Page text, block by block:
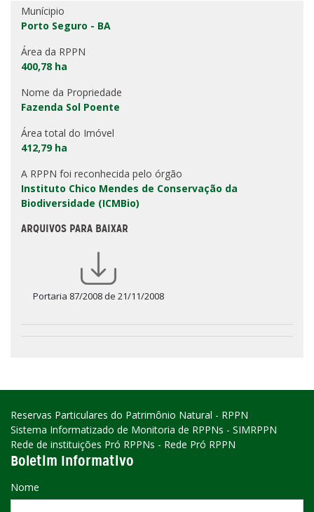
Munícipio
Porto Seguro - BA
Área da RPPN
400,78 ha
Nome da Propriedade
Fazenda Sol Poente
Área total do Imóvel
412,79 ha
A RPPN foi reconhecida pelo órgão
Instituto Chico Mendes de Conservação da
Biodiversidade (ICMBio)
ARQUIVOS PARA BAIXAR
Portaria 87/2008 de 21/11/2008
Reservas Particulares do Patrimônio Natural - RPPN
Sistema Informatizado de Monitoria de RPPNs - SIMRPPN
Rede de instituições Pró RPPNs - Rede Pró RPPN
Boletim Informativo
Nome